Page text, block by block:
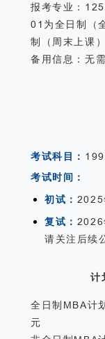
报考专业：
01为全日制（
制（周末上课
备用信息：无
考试科目：
考试时间：
初试： 2025
复试： 2026
请关注后续
计
全日制MBA计
元